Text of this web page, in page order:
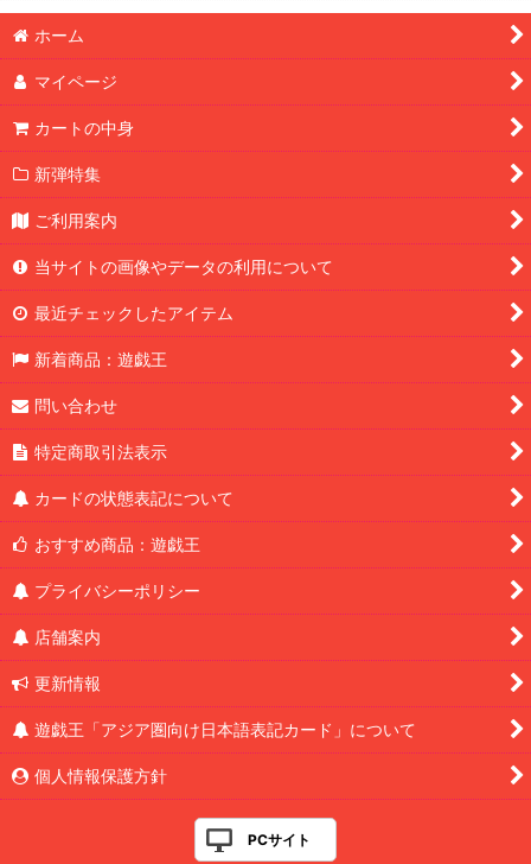
ホーム
マイページ
カートの中身
新弾特集
ご利用案内
当サイトの画像やデータの利用について
最近チェックしたアイテム
新着商品：遊戯王
問い合わせ
特定商取引法表示
カードの状態表記について
おすすめ商品：遊戯王
プライバシーポリシー
店舗案内
更新情報
遊戯王「アジア圏向け日本語表記カード」について
個人情報保護方針
PCサイト